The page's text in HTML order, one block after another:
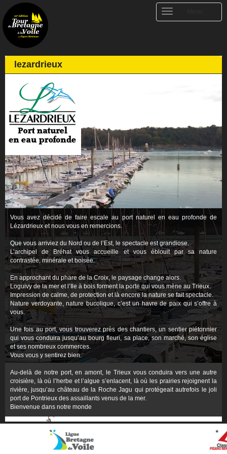
Toggle
navigation
lezardrieux
Vous avez décidé de faire escale au port naturel en eau profonde de
Lézardrieux et nous vous en remercions.
Que vous arriviez du Nord ou de l’Est, le spectacle est grandiose.
L’archipel de Bréhat vous accueille et vous éblouit par sa nature
contrastée, minérale et boisée.
En approchant du phare de la Croix, le paysage change alors.
Loguivy de la mer et l’Ile à bois forment la porte qui vous mène au Trieux.
Impression de calme, de protection et là encore la nature se fait spectacle.
Nature verdoyante, nature bucolique, c’est un havre de paix qui s’offre à
vous.
Une fois au port, vous trouverez près des chantiers, un sentier piétonnier
qui vous conduira jusqu’au bourg fleuri, sa place, son marché, son église
et ses nombreux commerces.
Vous vous y sentirez bien.
Au-delà de notre port, en amont, le Trieux vous conduira vers une autre
croisière, là où l’herbe et l’algue s’enlacent, là où les prairies rejoignent la
rivière, jusqu’au château de la Roche Jagu qui protégeait autrefois le joli
port de Pontrieux des assaillants venus de la mer.
Bienvenue dans notre monde